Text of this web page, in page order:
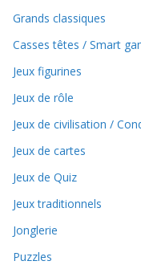
Grands classiques
Casses têtes / Smart
Jeux figurines
Jeux de rôle
Jeux de civilisation /
Jeux de cartes
Jeux de Quiz
Jeux traditionnels
Jonglerie
Puzzles